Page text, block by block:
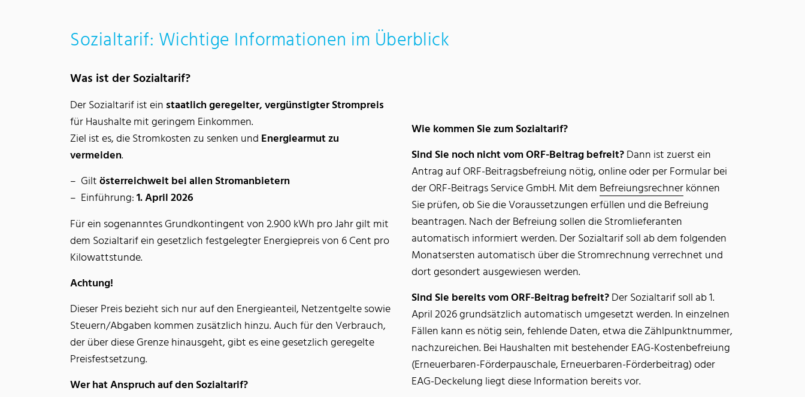
Sozialtarif: Wichtige Informationen im Überblick
Was ist der Sozialtarif?
Der Sozialtarif ist ein staatlich geregelter, vergünstigter Strompreis
für Haushalte mit geringem Einkommen.
Ziel ist es, die Stromkosten zu senken und Energiearmut zu
vermeiden.
Giltösterreichweit bei allen Stromanbietern
Einführung:1. April 2026
Für ein sogenanntes Grundkontingent von 2.900 kWh pro Jahr gilt mit
dem Sozialtarif ein gesetzlich festgelegter Energiepreis von 6 Cent pro
Kilowattstunde.
Achtung!
Dieser Preis bezieht sich nur auf den Energieanteil, Netzentgelte sowie
Steuern/Abgaben kommen zusätzlich hinzu. Auch für den Verbrauch,
der über diese Grenze hinausgeht, gibt es eine gesetzlich geregelte
Preisfestsetzung.
Wer hat Anspruch auf den Sozialtarif?
Wie kommen Sie zum Sozialtarif?
Sind Sie noch nicht vom ORF-Beitrag befreit?Dann ist zuerst ein
Antrag auf ORF-Beitragsbefreiung nötig, online oder per Formular bei
der ORF-Beitrags Service GmbH. Mit dem Befreiungsrechnerkönnen
Sie prüfen, ob Sie die Voraussetzungen erfüllen und die Befreiung
beantragen. Nach der Befreiung sollen die Stromlieferanten
automatisch informiert werden. Der Sozialtarif soll ab dem folgenden
Monatsersten automatisch über die Stromrechnung verrechnet und
dort gesondert ausgewiesen werden.
Sind Sie bereits vom ORF-Beitrag befreit?Der Sozialtarif soll ab 1.
April 2026 grundsätzlich automatisch umgesetzt werden. In einzelnen
Fällen kann es nötig sein, fehlende Daten, etwa die Zählpunktnummer,
nachzureichen. Bei Haushalten mit bestehender EAG-Kostenbefreiung
(Erneuerbaren-Förderpauschale, Erneuerbaren-Förderbeitrag) oder
EAG-Deckelung liegt diese Information bereits vor.